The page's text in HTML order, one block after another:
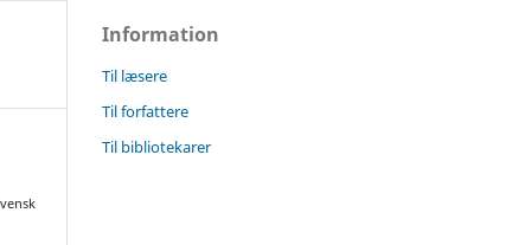
Information
Til læsere
Til forfattere
Til bibliotekarer